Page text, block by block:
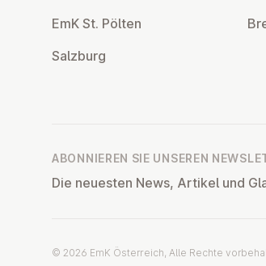
EmK St. Pölten
Salzburg
ABONNIEREN SIE UNSEREN
Die neuesten News, Artikel und
© 2026 EmK Österreich, Alle Rechte